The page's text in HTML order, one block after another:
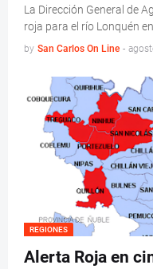
La Dirección General de
roja para el río Lonquén en
by San Carlos On Line -
REGIONES
Alerta Roja en